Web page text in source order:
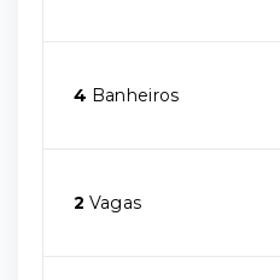
4 Banheiros
2 Vagas